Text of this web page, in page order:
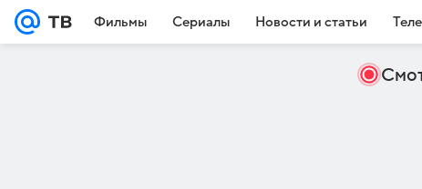
Фильмы Сериалы Новости и статьи